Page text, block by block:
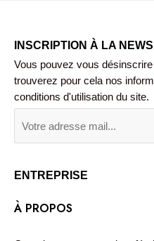
INSCRIPTION À LA
Vous pouvez vous
trouverez pour cela nos
conditions d'utilisation du site.
ENTREPRISE
À PROPOS